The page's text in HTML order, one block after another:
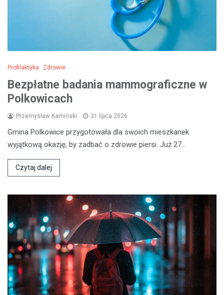
Profilaktyka Zdrowie
Bezpłatne badania mammograficzne w
Polkowicach
Przemysław Kamiński 31 lipca 2026
Gmina Polkowice przygotowała dla swoich mieszkanek
wyjątkową okazję, by zadbać o zdrowie piersi. Już 27…
Czytaj dalej